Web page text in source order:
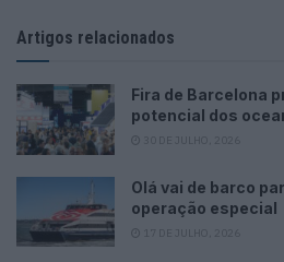
Artigos relacionados
Fira de Barcelona
potencial dos
Olá vai de barco
operação especial